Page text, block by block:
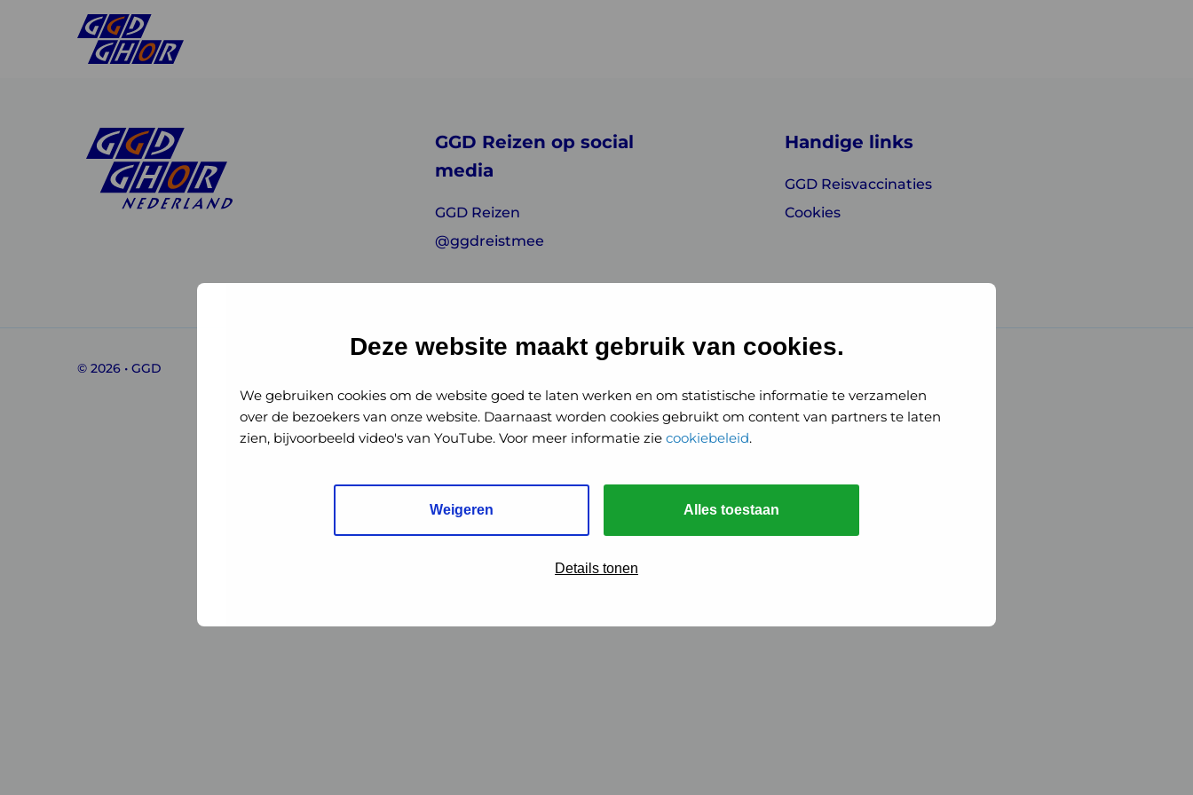
Deze website maakt gebruik van cookies.
We gebruiken cookies om de website goed te laten werken en om statistische informatie te verzamelen
over de bezoekers van onze website. Daarnaast worden cookies gebruikt om content van partners te laten
zien, bijvoorbeeld video's van YouTube. Voor meer informatie zie cookiebeleid.
Weigeren Alles toestaan
Details tonen
GHORGHOR
Nederland
GGD Reizen op social
media
GGD Reizen
@ggdreistmee
Handige links
GGD Reisvaccinaties
Cookies
© 2026 • GGD